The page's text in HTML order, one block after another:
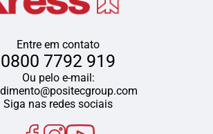
Entre em contato
0800 7792 919
Ou pelo e-mail:
Siga nas redes sociais